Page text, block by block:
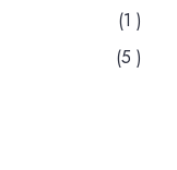
(1 )
(5 )